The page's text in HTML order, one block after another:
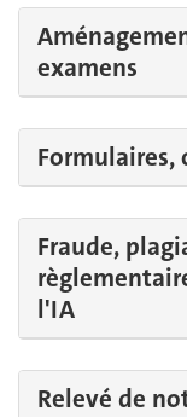
examens
Fraude,
l'IA
Relevé de